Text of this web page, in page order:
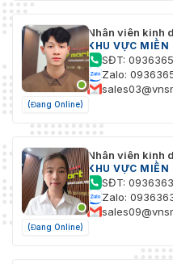
(Đang Online)
Nhân viên kinh
KHU VỰC MIỀN
SĐT:
Zalo:
(Đang Online)
Nhân viên kinh
KHU VỰC MIỀN
SĐT:
Zalo: